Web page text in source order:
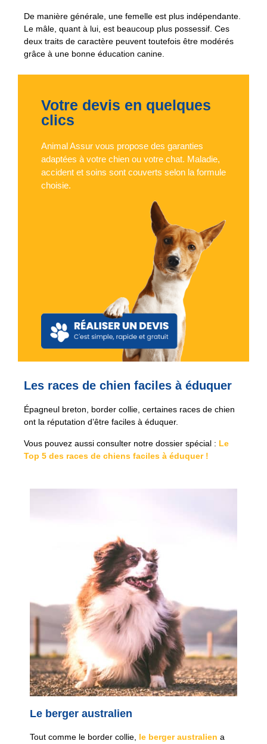
De manière générale, une femelle est plus indépendante.
Le mâle, quant à lui, est beaucoup plus possessif. Ces
deux traits de caractère peuvent toutefois être modérés
grâce à une bonne éducation canine.
Votre devis en quelques
clics
Animal Assur vous propose des garanties
adaptées à votre chien ou votre chat. Maladie,
accident et soins sont couverts selon la formule
choisie.
Les races de chien faciles à éduquer
Épagneul breton, border collie, certaines races de chien
ont la réputation d’être faciles à éduquer.
Vous pouvez aussi consulter notre dossier spécial : Le
Top 5 des races de chiens faciles à éduquer !
Le berger australien
Tout comme le border collie, le berger australien a